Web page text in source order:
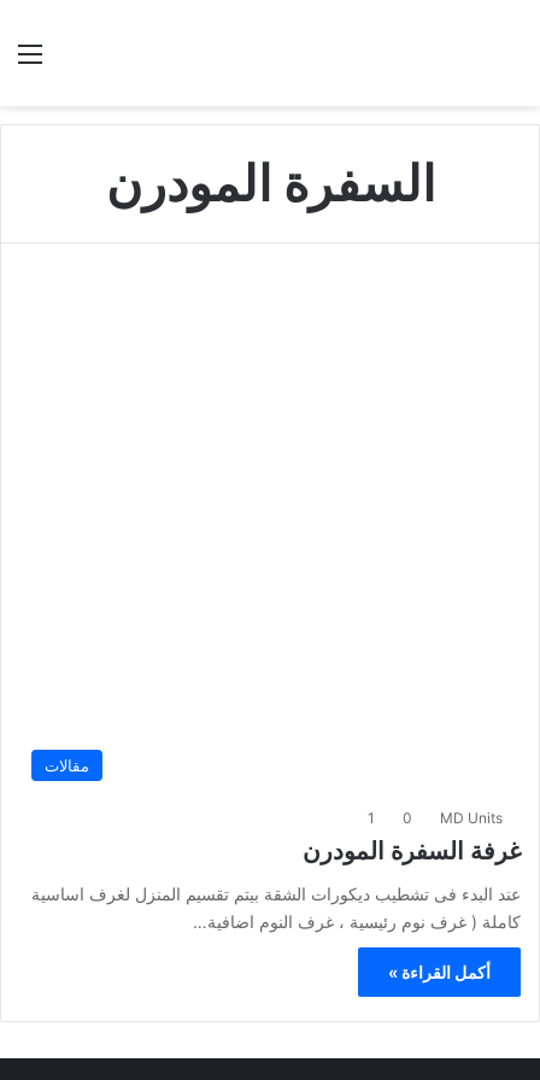
السفرة المودرن
مقالات
MD Units
0
1
غرفة السفرة المودرن
عند البدء فى تشطيب ديكورات الشقة بيتم تقسيم المنزل لغرف اساسية
كاملة ( غرف نوم رئيسية ، غرف النوم اضافية…
أكمل القراءة »